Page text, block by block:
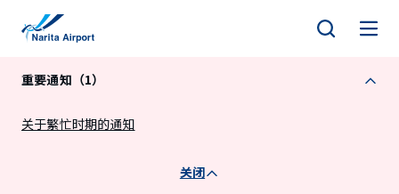
重要通知（1）
关于繁忙时期的通知
关闭